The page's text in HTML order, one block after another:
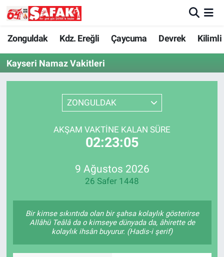
Zonguldak Kdz. Ereğli Çaycuma Devrek Kilimli
Kayseri Namaz Vakitleri
ZONGULDAK
AKŞAM VAKTINE KALAN SÜRE
02:23:05
9 Ağustos 2026
26 Safer 1448
Bir kimse sıkıntıda olan bir şahsa kolaylık gösterirse
Allâhü Teâlâ da o kimseye dünyada da, âhirette de
kolaylık ihsân buyurur. (Hadis-i şerif)
Zonguldak
Kdz. Ereğli
Resmi İlan
Zonguldak Nöbetçi Eczaneler
Zonguldak Hava Durumu
Zonguldak Trafik Yoğunluk Haritası
Süper Lig Puan Durumu ve Fikstür
Tüm Manşetler
Haber Arşivi